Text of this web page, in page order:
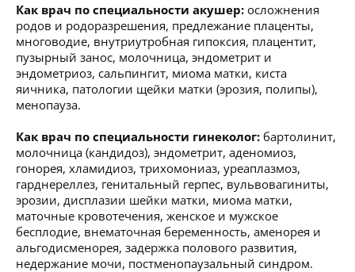
Как врач по специальности акушер: осложнения
родов и родоразрешения, предлежание плаценты,
многоводие, внутриутробная гипоксия, плацентит,
пузырный занос, молочница, эндометрит и
эндометриоз, сальпингит, миома матки, киста
яичника, патологии щейки матки (эрозия, полипы),
менопауза.
Как врач по специальности гинеколог: бартолинит,
молочница (кандидоз), эндометрит, аденомиоз,
гонорея, хламидиоз, трихомониаз, уреаплазмоз,
гарднереллез, генитальный герпес, вульвовагиниты,
эрозии, дисплазии шейки матки, миома матки,
маточные кровотечения, женское и мужское
бесплодие, внематочная беременность, аменорея и
альгодисменорея, задержка полового развития,
недержание мочи, постменопаузальный синдром.